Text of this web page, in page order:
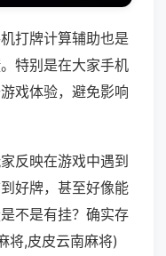
打牌计算辅助也是
特别是在大家手机
戏体验，避免影响
反映在游戏中遇到
好牌，甚至好像能
不是有挂？确实存
将,皮皮云南麻将)